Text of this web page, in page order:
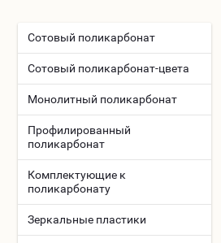
Сотовый поликарбонат
Сотовый поликарбонат-цвета
Монолитный поликарбонат
Профилированный
поликарбонат
Комплектующие к
поликарбонату
Зеркальные пластики